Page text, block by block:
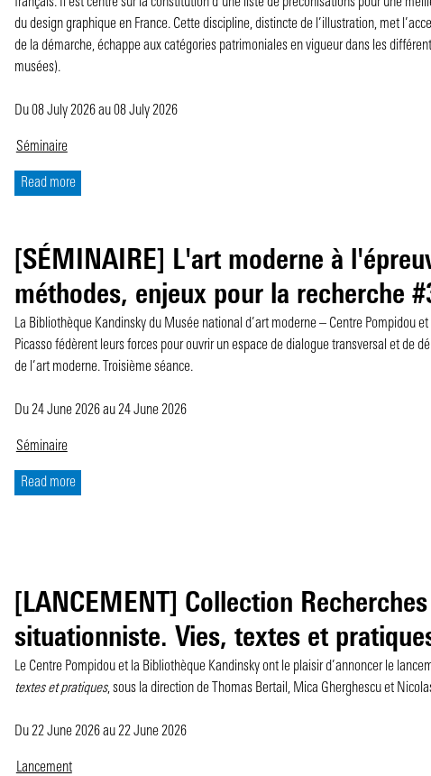
du design graphique en France. Cette discipline, distincte de l’illustration, met
de la démarche, échappe aux catégories patrimoniales en vigueur dans les
musées).
Du 08 July 2026au 08 July 2026
Séminaire
Read more
[SÉMINAIRE] L'art moderne à
méthodes, enjeux pour la recherche
La Bibliothèque Kandinsky du Musée national d’art moderne – Centre Pompidou
Picasso fédèrent leurs forces pour ouvrir un espace de dialogue transversal et de
de l’art moderne. Troisième séance.
Du 24 June 2026au 24 June 2026
Séminaire
Read more
[LANCEMENT] Collection
situationniste. Vies, textes et
Le Centre Pompidou et la Bibliothèque Kandinsky ont le plaisir d’annoncer le
textes et pratiques, sous la direction de Thomas Bertail, Mica Gherghescu et
Du 22 June 2026au 22 June 2026
Lancement